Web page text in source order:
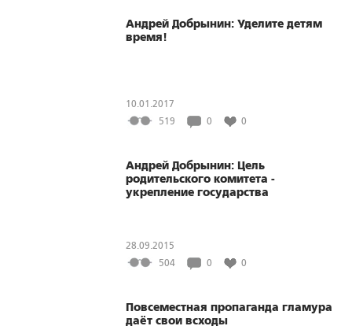
Андрей Добрынин: Уделите детям
время!
10.01.2017
519
0 0
Андрей Добрынин: Цель
родительского комитета -
укрепление государства
28.09.2015
504
0 0
Повсеместная пропаганда гламура
даёт свои всходы